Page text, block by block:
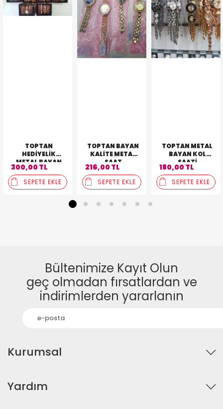
TOPTAN
HEDIYELIK
METAL BAYAN
3'LÜ KOMBIN
SAAT
300,00 TL
SEPETE EKLE
TOPTAN BAYAN
KALITE METAL
SAAT
216,00 TL
SEPETE EKLE
TOPTAN METAL
BAYAN KOL
SAATI
180,00 TL
SEPETE EKLE
2 3 4 5 6 7
Bültenimize Kayıt Olun
geç olmadan fırsatlardan ve
indirimlerden yararlanın
Kurumsal
Yardım